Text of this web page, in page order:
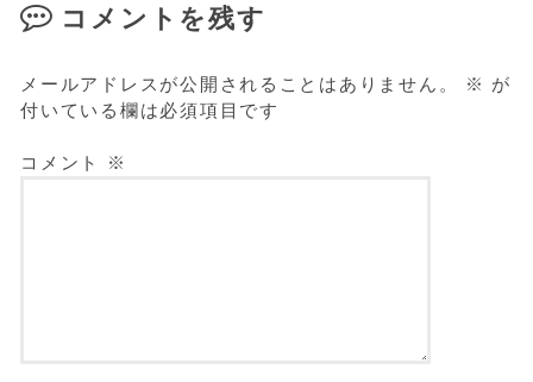
コメントを残す
メールアドレスが公開されることはありません。 ※
が
付いている欄は必須項目です
コメント ※